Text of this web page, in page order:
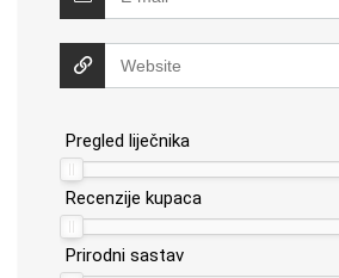
Pregled liječnika
Recenzije kupaca
Prirodni sastav